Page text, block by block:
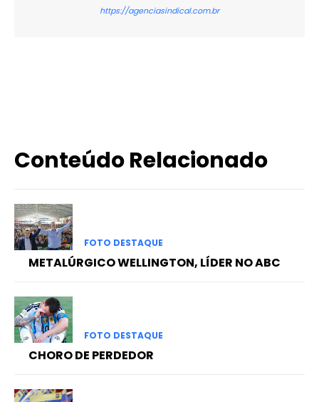
https://agenciasindical.com.br
Conteúdo Relacionado
FOTO DESTAQUE
METALÚRGICO WELLINGTON, LÍDER NO ABC
FOTO DESTAQUE
CHORO DE PERDEDOR